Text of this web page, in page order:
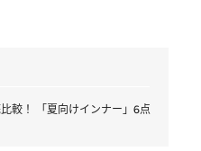
較！ 「夏向けインナー」6点